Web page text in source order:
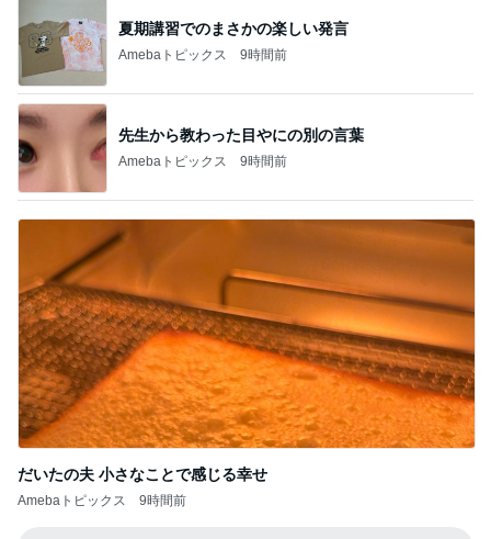
夏期講習でのまさかの楽しい発言
Amebaトピックス 9時間前
先生から教わった目やにの別の言葉
Amebaトピックス 9時間前
だいたの夫 小さなことで感じる幸せ
Amebaトピックス 9時間前